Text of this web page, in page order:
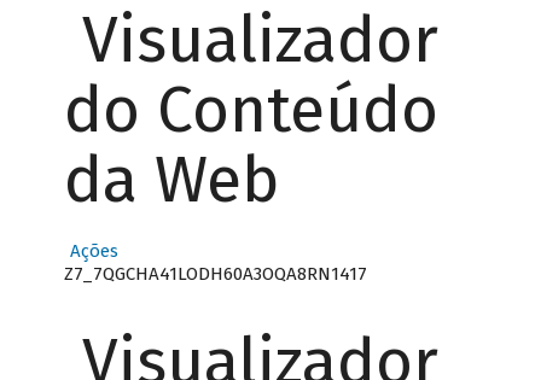
Visualizador
do Conteúdo
da Web
Ações
Z7_7QGCHA41LODH60A3OQA8RN1417
Visualizador